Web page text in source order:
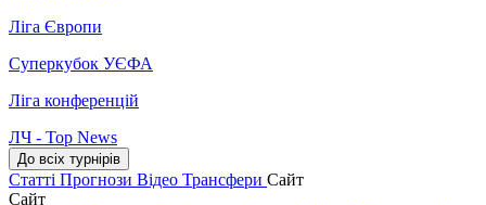
Ліга Європи
Суперкубок УЄФА
Ліга конференцій
ЛЧ - Top News
До всіх турнірів
Статті Прогнози Відео Трансфери Сайт
Сайт